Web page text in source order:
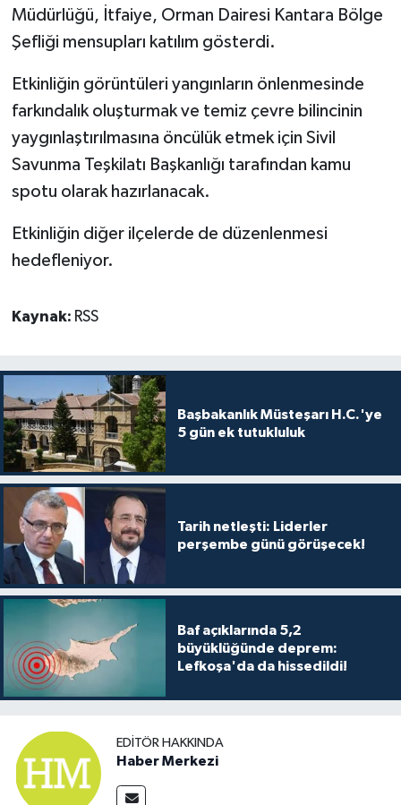
Müdürlüğü, İtfaiye, Orman Dairesi Kantara Bölge
Şefliği mensupları katılım gösterdi.
Etkinliğin görüntüleri yangınların önlenmesinde
farkındalık oluşturmak ve temiz çevre bilincinin
yaygınlaştırılmasına öncülük etmek için Sivil
Savunma Teşkilatı Başkanlığı tarafından kamu
spotu olarak hazırlanacak.
Etkinliğin diğer ilçelerde de düzenlenmesi
hedefleniyor.
Kaynak: RSS
Başbakanlık Müsteşarı H.C.'ye
5 gün ek tutukluluk
Tarih netleşti: Liderler
perşembe günü görüşecek!
Baf açıklarında 5,2
büyüklüğünde deprem:
Lefkoşa'da da hissedildi!
EDITÖR HAKKINDA
Haber Merkezi
TİCARET
YAŞAM